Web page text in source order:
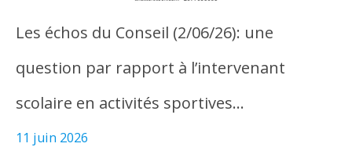
Les échos du Conseil (2/06/26): une
question par rapport à l’intervenant
scolaire en activités sportives…
11 juin 2026